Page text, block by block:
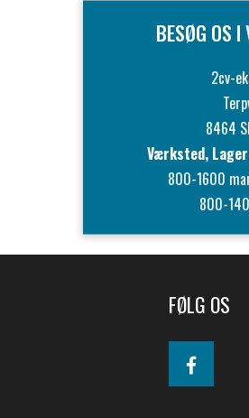
BESØG OS I
2cv-
8464
Værksted,
800-1600
800-
FØLG OS